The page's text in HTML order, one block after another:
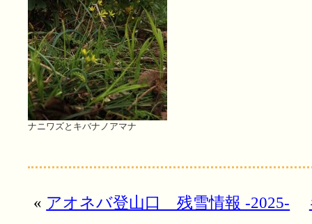
ナニワズとキバナノアマナ
« アオネバ登山口 残雪情報 -2025-